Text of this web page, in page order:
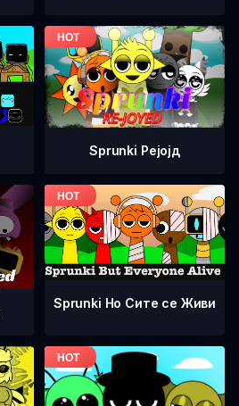
Sprunki Рејојд
Sprunki Но Сите се Живи